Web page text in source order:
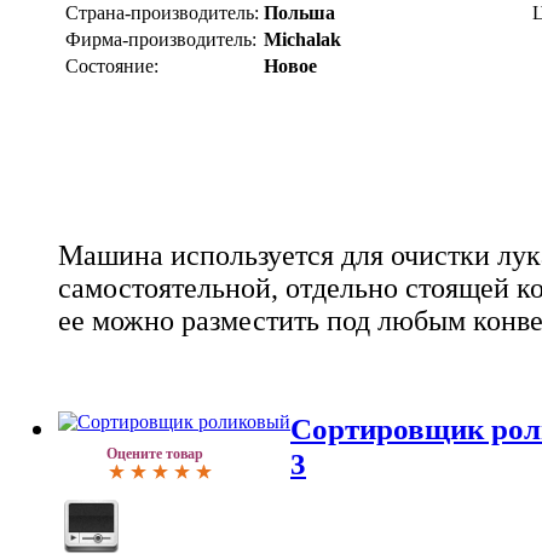
Страна-производитель: Польша
Фирма-производитель: Michalak
Состояние:
Новое
Машина используется для очистки
самостоятельной, отдельно стоящей
ее можно разместить под любым
Оцените товар
Сортировщик
3